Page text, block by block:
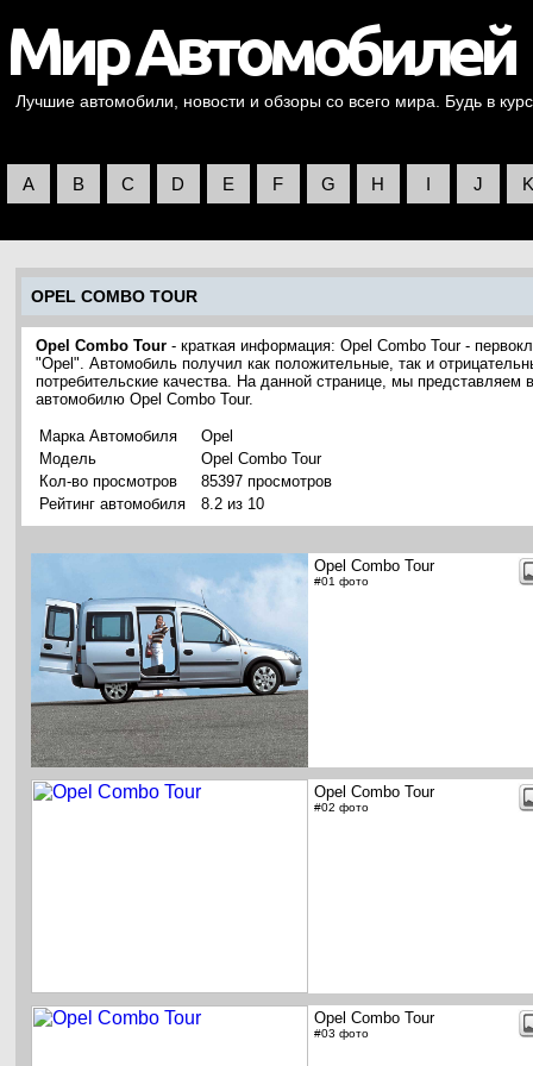
Лучшие автомобили, новости и обзоры со всего мира. Будь в
A B C D E F G H I J K
OPEL COMBO TOUR
Opel Combo Tour - краткая информация: Opel Combo Tour -
"Opel". Автомобиль получил как положительные, так и
потребительские качества. На данной странице, мы
автомобилю Opel Combo Tour.
Марка Автомобиля
Opel
Модель
Opel Combo Tour
Кол-во просмотров
85397 просмотров
Рейтинг автомобиля
8.2 из 10
Opel Combo Tour
#01 фото
Opel Combo Tour
#02 фото
Opel Combo Tour
#03 фото